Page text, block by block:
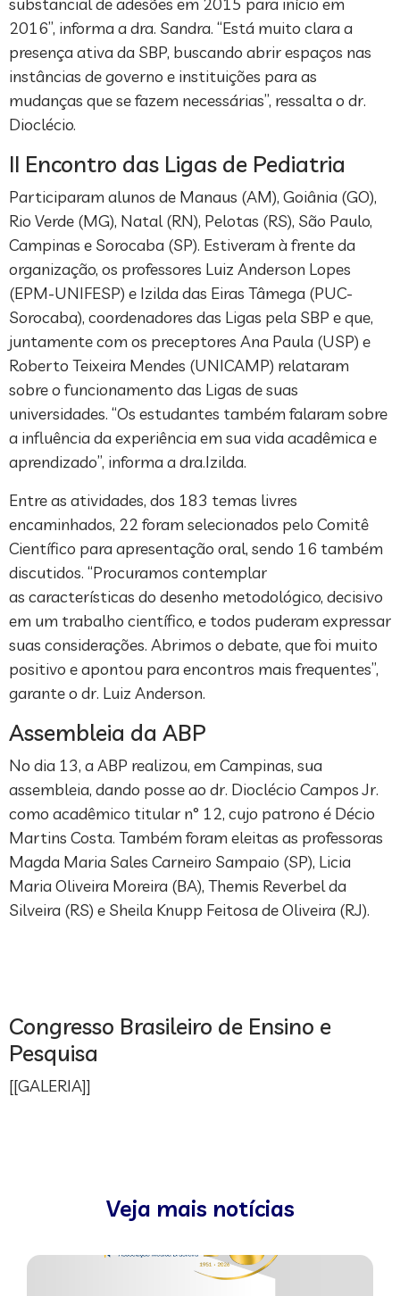
substancial de adesões em 2015 para início em
2016”, informa a dra. Sandra. “Está muito clara a
presença ativa da SBP, buscando abrir espaços nas
instâncias de governo e instituições para as
mudanças que se fazem necessárias”, ressalta o dr.
Dioclécio.
II Encontro das Ligas de Pediatria
Participaram alunos de Manaus (AM), Goiânia (GO),
Rio Verde (MG), Natal (RN), Pelotas (RS), São Paulo,
Campinas e Sorocaba (SP). Estiveram à frente da
organização, os professores Luiz Anderson Lopes
(EPM-UNIFESP) e Izilda das Eiras Tâmega (PUC-
Sorocaba), coordenadores das Ligas pela SBP e que,
juntamente com os preceptores Ana Paula (USP) e
Roberto Teixeira Mendes (UNICAMP) relataram
sobre o funcionamento das Ligas de suas
universidades. “Os estudantes também falaram sobre
a influência da experiência em sua vida acadêmica e
aprendizado”, informa a dra.Izilda.
Entre as atividades, dos 183 temas livres
encaminhados, 22 foram selecionados pelo Comitê
Científico para apresentação oral, sendo 16 também
discutidos. “Procuramos contemplar
as características do desenho metodológico, decisivo
em um trabalho científico, e todos puderam expressar
suas considerações. Abrimos o debate, que foi muito
positivo e apontou para encontros mais frequentes”,
garante o dr. Luiz Anderson.
Assembleia da ABP
No dia 13, a ABP realizou, em Campinas, sua
assembleia, dando posse ao dr. Dioclécio Campos Jr.
como acadêmico titular n° 12, cujo patrono é Décio
Martins Costa. Também foram eleitas as professoras
Magda Maria Sales Carneiro Sampaio (SP), Licia
Maria Oliveira Moreira (BA), Themis Reverbel da
Silveira (RS) e Sheila Knupp Feitosa de Oliveira (RJ).
Congresso Brasileiro de Ensino e
Pesquisa
[[GALERIA]]
Veja mais notícias